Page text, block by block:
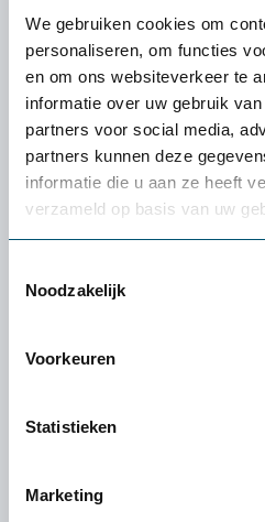
We gebruiken cookies om
personaliseren, om functies
en om ons websiteverkeer te
informatie over uw gebruik
partners voor social media,
partners kunnen deze
informatie die u aan ze heeft
verzameld op basis van uw
Noodzakelijk
Voorkeuren
Statistieken
Marketing
afvoer van vloeistoffen en...
Lees meer
Specificaties
Ervaren of een
proefplaatsing
volledig kosteloos. Vooraf